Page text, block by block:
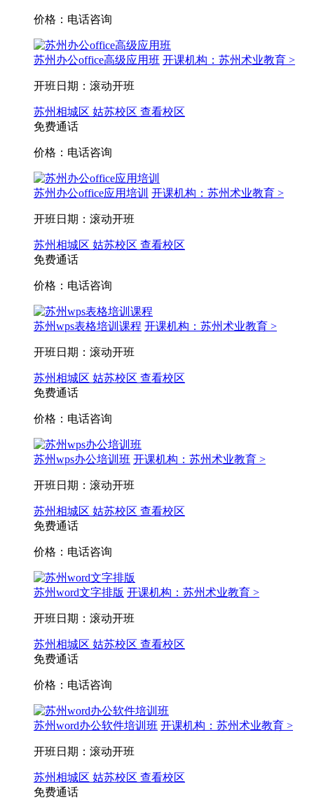
价格：电话咨询
苏州办公office高级应用班 开课机构：苏州术业教育 >
开班日期：滚动开班
苏州相城区 姑苏校区 查看校区
免费通话
价格：电话咨询
苏州办公office应用培训 开课机构：苏州术业教育 >
开班日期：滚动开班
苏州相城区 姑苏校区 查看校区
免费通话
价格：电话咨询
苏州wps表格培训课程 开课机构：苏州术业教育 >
开班日期：滚动开班
苏州相城区 姑苏校区 查看校区
免费通话
价格：电话咨询
苏州wps办公培训班 开课机构：苏州术业教育 >
开班日期：滚动开班
苏州相城区 姑苏校区 查看校区
免费通话
价格：电话咨询
苏州word文字排版 开课机构：苏州术业教育 >
开班日期：滚动开班
苏州相城区 姑苏校区 查看校区
免费通话
价格：电话咨询
苏州word办公软件培训班 开课机构：苏州术业教育 >
开班日期：滚动开班
苏州相城区 姑苏校区 查看校区
免费通话